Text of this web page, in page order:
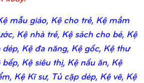
mẫu giáo, Kệ cho trẻ, Kệ mầm
Kệ nhà trẻ, Kệ sách cho bé, Kệ
Kệ đa năng, Kệ gốc, Kệ thư
Kệ siêu thị, Kệ nấu ăn, Kệ
Kệ Kĩ sư, Tủ cặp dép, Kệ vẽ, Kệ